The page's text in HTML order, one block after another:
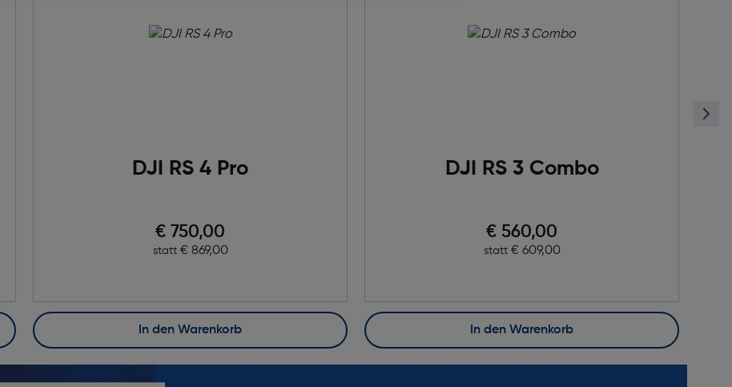
DJI RS 4 Pro
Preis nach Rabatts
€ 750,00
statt Ursprünglicher Preis
€ 869,00
In den Warenkorb
DJI RS 3 Combo
Preis nach Rabatts
€ 560,00
statt Ursprünglicher Preis
€ 609,00
In den Warenkorb